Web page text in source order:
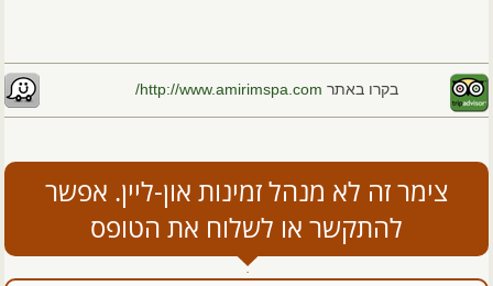
בקרו באתר http://www.amirimspa.com/
צימר זה לא מנהל זמינות און-ליין. אפשר
להתקשר או לשלוח את הטופס